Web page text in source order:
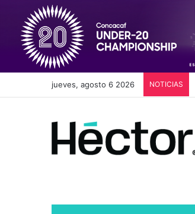
jueves, agosto 6 2026 NOTICIAS